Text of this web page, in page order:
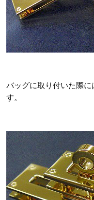
バッグに取り付いた際
す。